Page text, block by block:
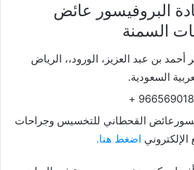
البروفيسور عائض
السمنة
أحمد بن عبد العزيز، الورود،، الرياض
القحطاني للتخسيس وجراحات
اضغط هنا.